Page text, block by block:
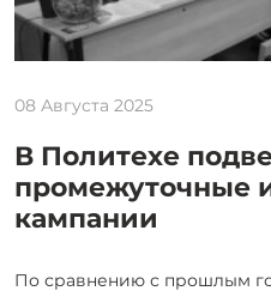
08 Августа 2025
В Политехе
промежуточные
кампании
По сравнению с прошлым